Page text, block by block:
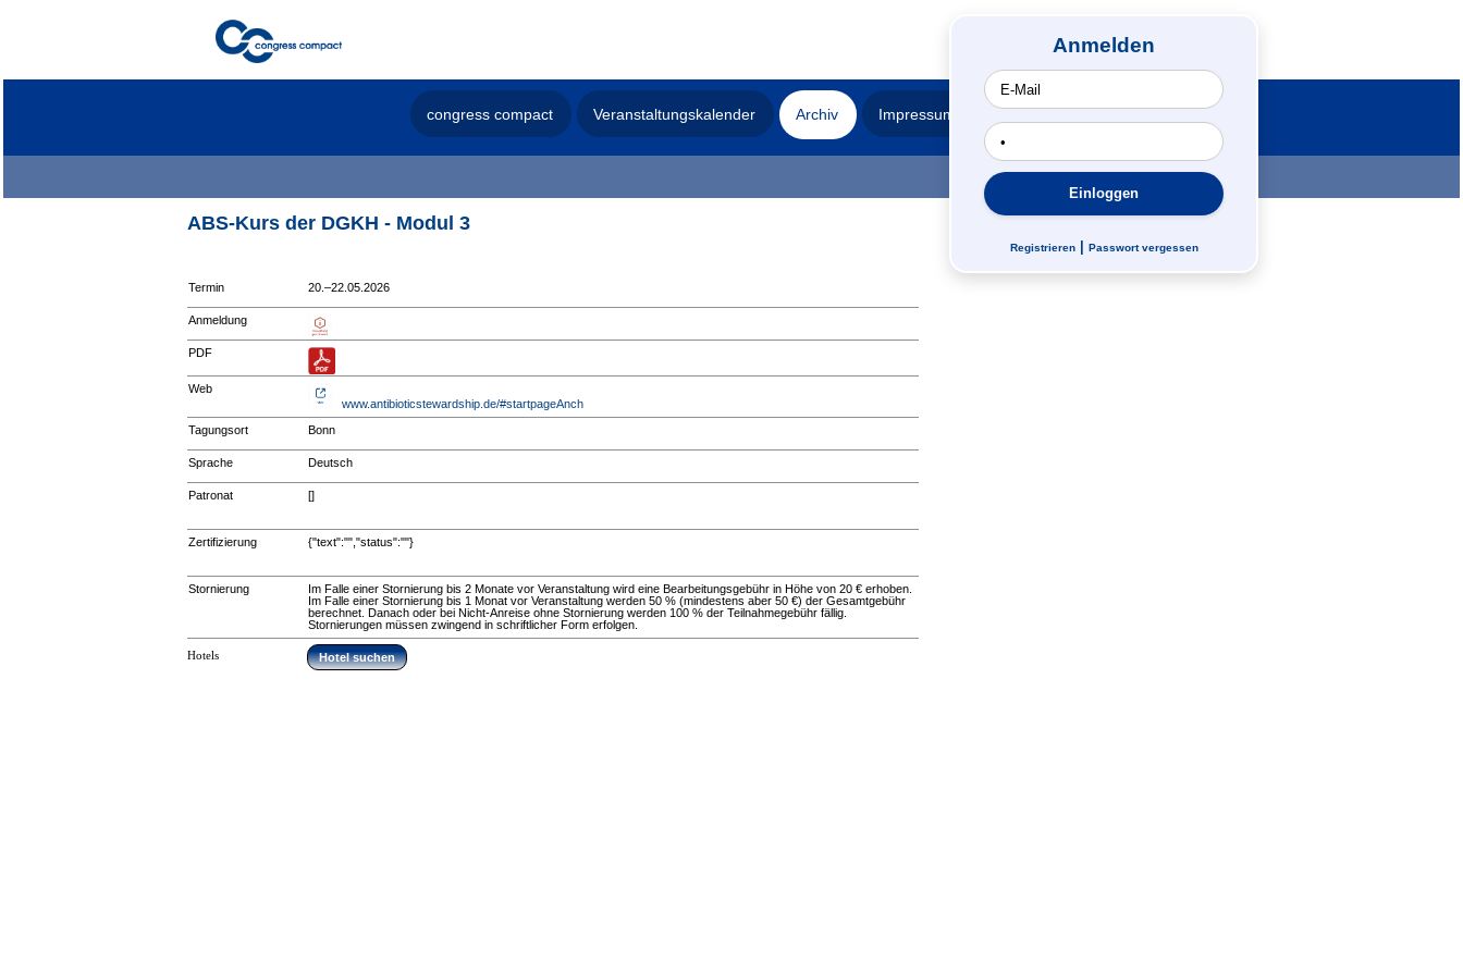
Anmelden
Registrieren| Passwort vergessen
congress compact Veranstaltungskalender Archiv Impressum
ABS-Kurs der DGKH - Modul 3
Termin 20.–22.05.2026
Anmeldung
PDF
Web
www.antibioticstewardship.de/#startpageAnch
Tagungsort
Bonn
Sprache Deutsch
Patronat []
Zertifizierung {"text":"","status":""}
Stornierung
Im Falle einer Stornierung bis 2 Monate vor Veranstaltung wird eine Bearbeitungsgebühr in Höhe von 20 € erhoben.
Im Falle einer Stornierung bis 1 Monat vor Veranstaltung werden 50 % (mindestens aber 50 €) der Gesamtgebühr
berechnet. Danach oder bei Nicht-Anreise ohne Stornierung werden 100 % der Teilnahmegebühr fällig.
Stornierungen müssen zwingend in schriftlicher Form erfolgen.
Hotels Hotel suchen